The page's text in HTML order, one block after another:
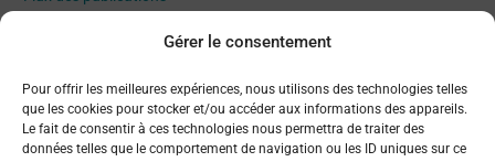
Gérer le consentement
Pour offrir les meilleures expériences, nous utilisons des technologies telles
que les cookies pour stocker et/ou accéder aux informations des appareils.
Le fait de consentir à ces technologies nous permettra de traiter des
données telles que le comportement de navigation ou les ID uniques sur ce